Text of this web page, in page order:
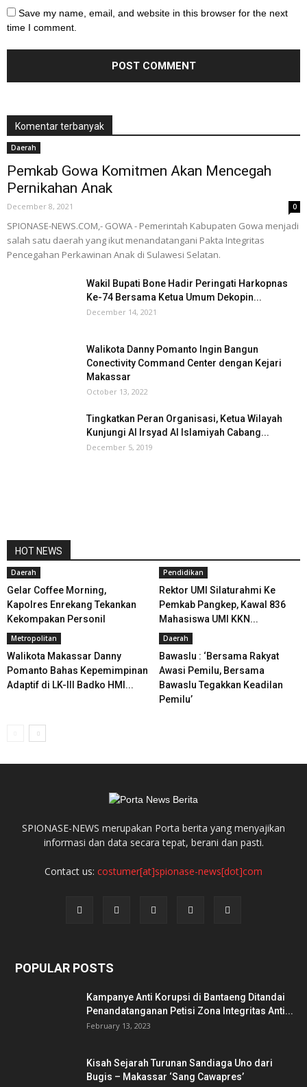
Save my name, email, and website in this browser for the next
time I comment.
Komentar terbanyak
Daerah
Pemkab Gowa Komitmen Akan Mencegah
Pernikahan Anak
December 8, 2021 0
SPIONASE-NEWS.COM,- GOWA - Pemerintah Kabupaten Gowa menjadi
salah satu daerah yang ikut menandatangani Pakta Integritas
Pencegahan Perkawinan Anak di Sulawesi Selatan.
Wakil Bupati Bone Hadir Peringati Harkopnas
Ke-74 Bersama Ketua Umum Dekopin...
December 14, 2021
Walikota Danny Pomanto Ingin Bangun
Conectivity Command Center dengan Kejari
Makassar
October 13, 2022
Tingkatkan Peran Organisasi, Ketua Wilayah
Kunjungi Al Irsyad Al Islamiyah Cabang...
December 5, 2019
HOT NEWS
Daerah
Gelar Coffee Morning,
Kapolres Enrekang Tekankan
Kekompakan Personil
Pendidikan
Rektor UMI Silaturahmi Ke
Pemkab Pangkep, Kawal 836
Mahasiswa UMI KKN...
Metropolitan
Walikota Makassar Danny
Pomanto Bahas Kepemimpinan
Adaptif di LK-III Badko HMI...
Daerah
Bawaslu : ‘Bersama Rakyat
Awasi Pemilu, Bersama
Bawaslu Tegakkan Keadilan
Pemilu’
SPIONASE-NEWS merupakan Porta berita yang menyajikan
informasi dan data secara tepat, berani dan pasti.
Contact us: costumer[at]spionase-news[dot]com
POPULAR POSTS
Kampanye Anti Korupsi di Bantaeng Ditandai
Penandatanganan Petisi Zona Integritas Anti...
February 13, 2023
Kisah Sejarah Turunan Sandiaga Uno dari
Bugis – Makassar ‘Sang Cawapres’